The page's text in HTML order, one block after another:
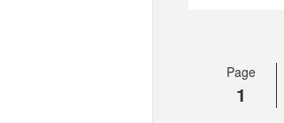
Page
1